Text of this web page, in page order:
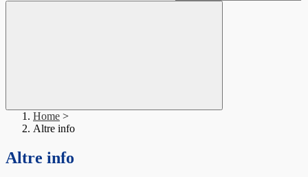
Home >
Altre info
Altre info